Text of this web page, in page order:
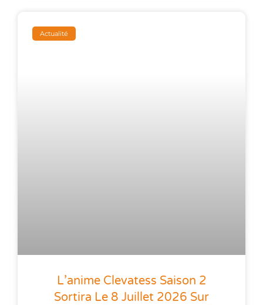
Actualité
L’anime Clevatess Saison 2
Sortira Le 8 Juillet 2026 Sur